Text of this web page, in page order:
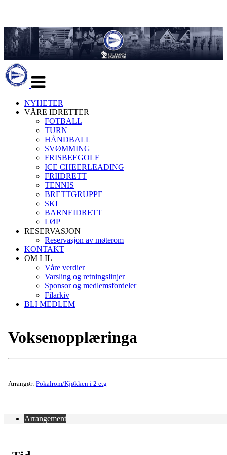
navigasjon
NYHETER
VÅRE IDRETTER
FOTBALL
TURN
HÅNDBALL
SVØMMING
FRISBEEGOLF
ICE CHEERLEADING
FRIIDRETT
TENNIS
BRETTGRUPPE
SKI
BARNEIDRETT
LØP
RESERVASJON
Reservasjon av møterom
KONTAKT
OM LIL
Våre verdier
Varsling og retningslinjer
Sponsor og medlemsfordeler
Filarkiv
BLI MEDLEM
Voksenopplæringa
Arrangør: Pokalrom/Kjøkken i 2 etg
Arrangement